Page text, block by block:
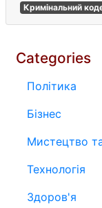
Кримінальний
Categories
Політика
Бізнес
Мистецтво
Технологія
Здоров'я